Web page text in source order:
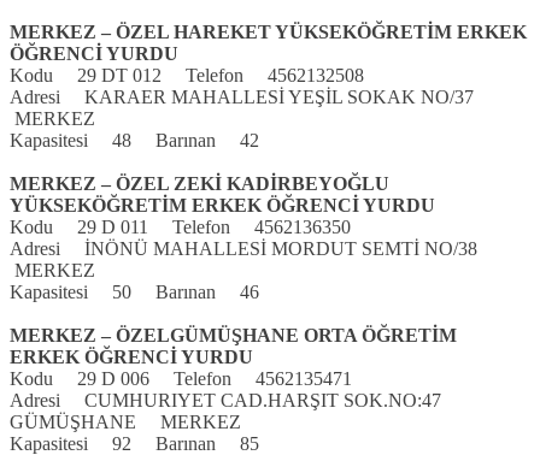
MERKEZ – ÖZEL HAREKET YÜKSEKÖĞRETİM ERKEK
ÖĞRENCİ YURDU
Kodu 29 DT 012 Telefon 4562132508
Adresi KARAER MAHALLESİ YEŞİL SOKAK NO/37
MERKEZ
Kapasitesi 48 Barınan 42
MERKEZ – ÖZEL ZEKİ KADİRBEYOĞLU
YÜKSEKÖĞRETİM ERKEK ÖĞRENCİ YURDU
Kodu 29 D 011 Telefon 4562136350
Adresi İNÖNÜ MAHALLESİ MORDUT SEMTİ NO/38
MERKEZ
Kapasitesi 50 Barınan 46
MERKEZ – ÖZELGÜMÜŞHANE ORTA ÖĞRETİM
ERKEK ÖĞRENCİ YURDU
Kodu 29 D 006 Telefon 4562135471
Adresi CUMHURIYET CAD.HARŞIT SOK.NO:47
GÜMÜŞHANE MERKEZ
Kapasitesi 92 Barınan 85